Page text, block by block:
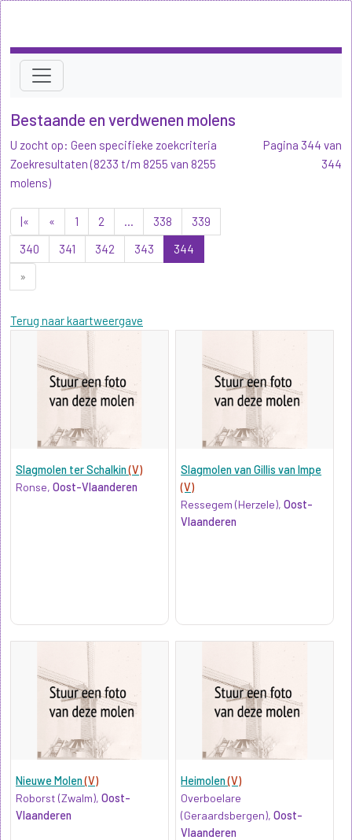
Bestaande en verdwenen molens
U zocht op: Geen specifieke zoekcriteria
Zoekresultaten (8233 t/m 8255 van 8255
molens)
|« « 1 2 ... 338
339
340
341 342 343
344
»
Terug naar kaartweergave
Pagina 344 van
344
Slagmolen ter Schalkin(V)
Ronse, Oost-Vlaanderen
Slagmolen van Gillis van Impe
(V)
Ressegem (Herzele),Oost-
Vlaanderen
Nieuwe Molen(V)
Roborst (Zwalm), Oost-
Vlaanderen
Heimolen(V)
Overboelare
(Geraardsbergen),Oost-
Vlaanderen